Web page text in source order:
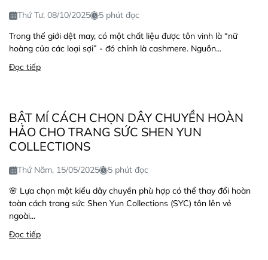
Thứ Tư, 08/10/2025
5 phút đọc
Trong thế giới dệt may, có một chất liệu được tôn vinh là “nữ
hoàng của các loại sợi” - đó chính là cashmere. Nguồn...
Đọc tiếp
BẬT MÍ CÁCH CHỌN DÂY CHUYỀN HOÀN
HẢO CHO TRANG SỨC SHEN YUN
COLLECTIONS
Thứ Năm, 15/05/2025
5 phút đọc
🌸 Lựa chọn một kiểu dây chuyền phù hợp có thể thay đổi hoàn
toàn cách trang sức Shen Yun Collections (SYC) tôn lên vẻ
ngoài...
Đọc tiếp